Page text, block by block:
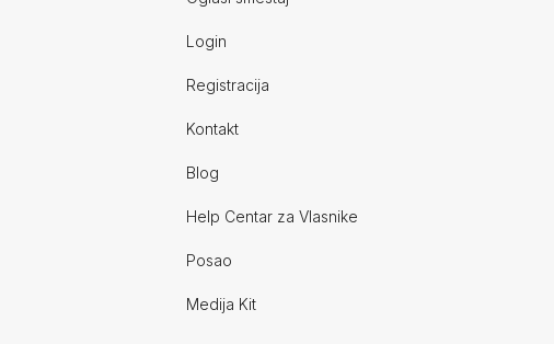
Login
Registracija
Kontakt
Blog
Help Centar za Vlasnike
Posao
Medija Kit